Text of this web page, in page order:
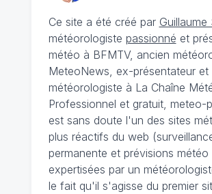
Ce site a été créé par Guillaume
météorologiste passionné et
météo à BFMTV, ancien
MeteoNews, ex-présentateur et
météorologiste à La Chaîne
Professionnel et gratuit, meteo-
est sans doute l'un des sites
plus réactifs du web
permanente et prévisions météo
expertisées par un
le fait qu'il s'agisse du premier